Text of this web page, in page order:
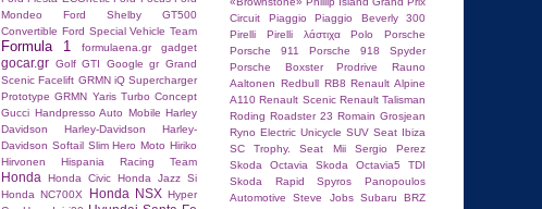
Mondeo
Ford Shelby GT500
Convertible Ford Special Vehicle Team
Formula 1 formulaena.gr gadget
gocar.gr Golf GTI Google gr Grand
Scenic Facelift GRMN iQ Supercharger
Prototype GRMN Yaris Turbo Concept
Gucci Handpresso Auto Mobile Harley
Davidson
Harley-Davidson
Harley-
Davidson Softail Slim Hero Moto Hiriko
Hirvonen
Hispania Racing Team
Honda Honda Civic Honda Jazz Si
Honda NC700X
Honda NSX Hyper
Circuit
Piaggio
Piaggio Beverly 300
Pirelli
Pirelli λάστιχα Polo
Porsche
Porsche 911
Porsche 918 Spyder
Porsche Boxster
Prodrive
Rauno
Aaltonen Redbull RB8 Renault Alpine
A110 Renault Scenic Renault Talisman
Roding Roadster 23 Romain Grosjean
Ryno Electric Unicycle SUV Seat Ibiza
SC Trophy.
Seat Mii
Sergio Perez
Skoda Octavia
Skoda Octavia5 TDI
Skoda Rapid
Spyros Panopoulos
Autοmotive
Steve Jobs Subaru BRZ